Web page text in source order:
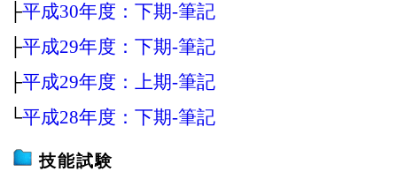
├平成30年度：下期‐筆記
├平成29年度：下期‐筆記
├平成29年度：上期‐筆記
└平成28年度：下期‐筆記
技能試験